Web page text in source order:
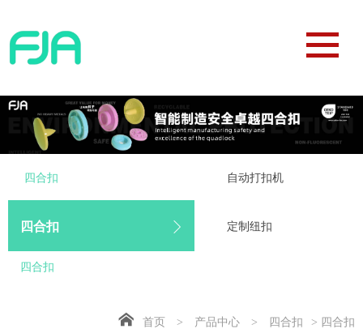
四合扣
四合扣
四合扣
自动打扣机
定制纽扣
首页 > 产品中心 > 四合扣 > 四合扣